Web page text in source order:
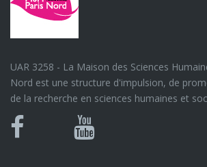
UAR 3258 - La Maison des Sciences
Nord est une structure d'impulsion, de
de la recherche en sciences humaines et
Bluesky
Canal